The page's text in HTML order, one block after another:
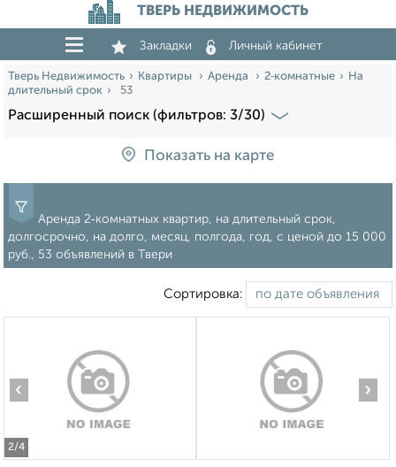
ТВЕРЬ НЕДВИЖИМОСТЬ
Закладки Личный кабинет
Тверь Недвижимость Квартиры Аренда 2‑комнатные
На
длительный срок
53
Расширенный поиск (фильтров: 3/30)
Показать на карте
Аренда 2‑комнатных квартир, на длительный срок,
долгосрочно, на долго, месяц, полгода, год, c ценой до 15 000
руб., 53 объявлений в Твери
Сортировка:
2/4
‹ ›